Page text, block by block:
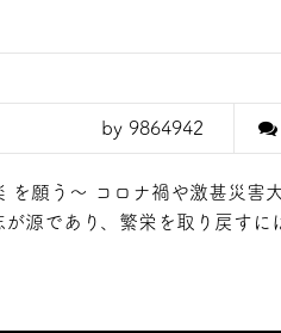
by 9864942
を願う～ コロナ禍や激甚災害
源であり、繁栄を取り戻すに